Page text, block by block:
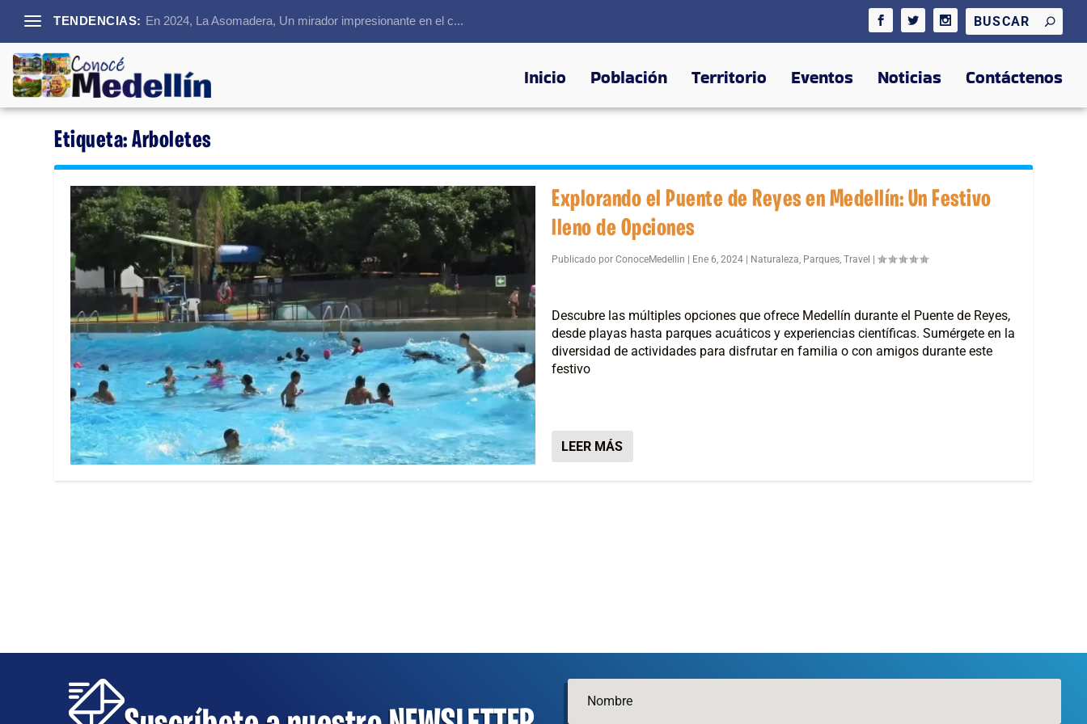
TENDENCIAS: En 2024, La Asomadera, Un mirador impresionante en el c...
Inicio Población Territorio Eventos Noticias Contáctenos
Etiqueta:Arboletes
Explorando el Puente de Reyes en Medellín: Un Festivo
lleno de Opciones
Publicado por ConoceMedellin Ene 6, 2024 Naturaleza, Parques, Travel
Descubre las múltiples opciones que ofrece Medellín durante el Puente de Reyes,
desde playas hasta parques acuáticos y experiencias científicas. Sumérgete en la
diversidad de actividades para disfrutar en familia o con amigos durante este
festivo
LEER MÁS